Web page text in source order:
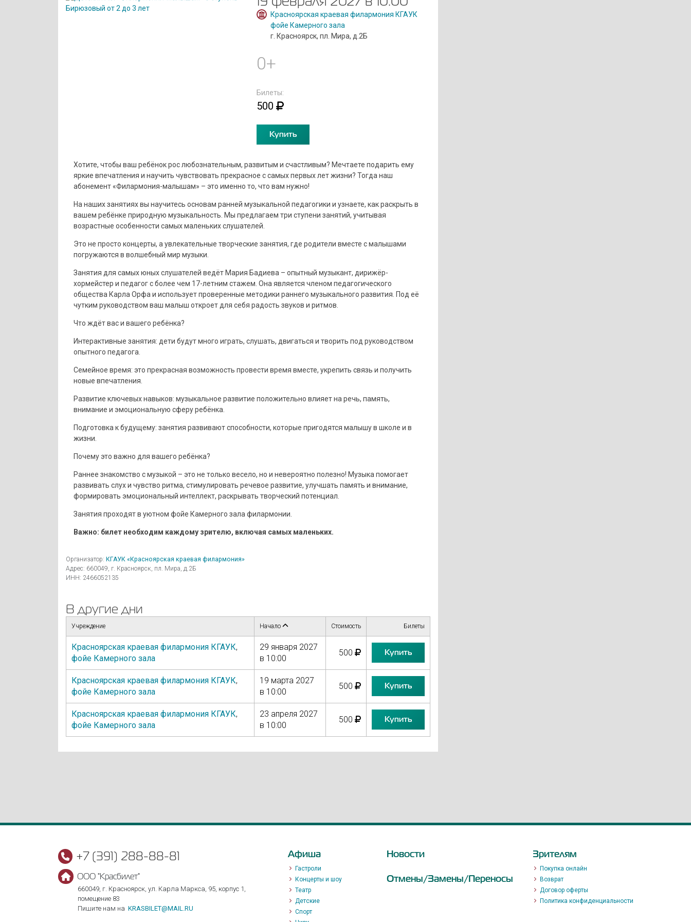
Красноярская краевая филармония КГАУК
фойе Камерного зала
г. Красноярск, пл. Мира, д.2Б
0+
Билеты:
500
Купить
Хотите, чтобы ваш ребёнок рос любознательным, развитым и счастливым? Мечтаете подарить ему
яркие впечатления и научить чувствовать прекрасное с самых первых лет жизни? Тогда наш
абонемент «Филармония-малышам» – это именно то, что вам нужно!
На наших занятиях вы научитесь основам ранней музыкальной педагогики и узнаете, как раскрыть в
вашем ребёнке природную музыкальность. Мы предлагаем три ступени занятий, учитывая
возрастные особенности самых маленьких слушателей.
Это не просто концерты, а увлекательные творческие занятия, где родители вместе с малышами
погружаются в волшебный мир музыки.
Занятия для самых юных слушателей ведёт Мария Бадиева – опытный музыкант, дирижёр-
хормейстер и педагог с более чем 17-летним стажем. Она является членом педагогического
общества Карла Орфа и использует проверенные методики раннего музыкального развития. Под её
чутким руководством ваш малыш откроет для себя радость звуков и ритмов.
Что ждёт вас и вашего ребёнка?
Интерактивные занятия: дети будут много играть, слушать, двигаться и творить под руководством
опытного педагога.
Семейное время: это прекрасная возможность провести время вместе, укрепить связь и получить
новые впечатления.
Развитие ключевых навыков: музыкальное развитие положительно влияет на речь, память,
внимание и эмоциональную сферу ребёнка.
Подготовка к будущему: занятия развивают способности, которые пригодятся малышу в школе и в
жизни.
Почему это важно для вашего ребёнка?
Раннее знакомство с музыкой – это не только весело, но и невероятно полезно! Музыка помогает
развивать слух и чувство ритма, стимулировать речевое развитие, улучшать память и внимание,
формировать эмоциональный интеллект, раскрывать творческий потенциал.
Занятия проходят в уютном фойе Камерного зала филармонии.
Важно: билет необходим каждому зрителю, включая самых маленьких.
Организатор: КГАУК «Красноярская краевая филармония»
Адрес: 660049, г. Красноярск, пл. Мира, д.2Б
ИНН: 2466052135
В другие дни
Учреждение Начало Стоимость Билеты
Красноярская краевая филармония КГАУК,
фойе Камерного зала
29 января 2027
в 10:00
500 Купить
Красноярская краевая филармония КГАУК,
фойе Камерного зала
19 марта 2027
в 10:00
500 Купить
Красноярская краевая филармония КГАУК,
фойе Камерного зала
23 апреля 2027
в 10:00
500 Купить
+7 (391) 288-88-81
ООО "Красбилет"
660049, г. Красноярск, ул. Карла Маркса, 95, корпус 1,
помещение 83
Пишите нам на KRASBILET@MAIL.RU
Афиша
Гастроли
Концерты и шоу
Театр
Детские
Спорт
Новости
Отмены/Замены/Переносы
Зрителям
Покупка онлайн
Возврат
Договор оферты
Политика конфиденциальности